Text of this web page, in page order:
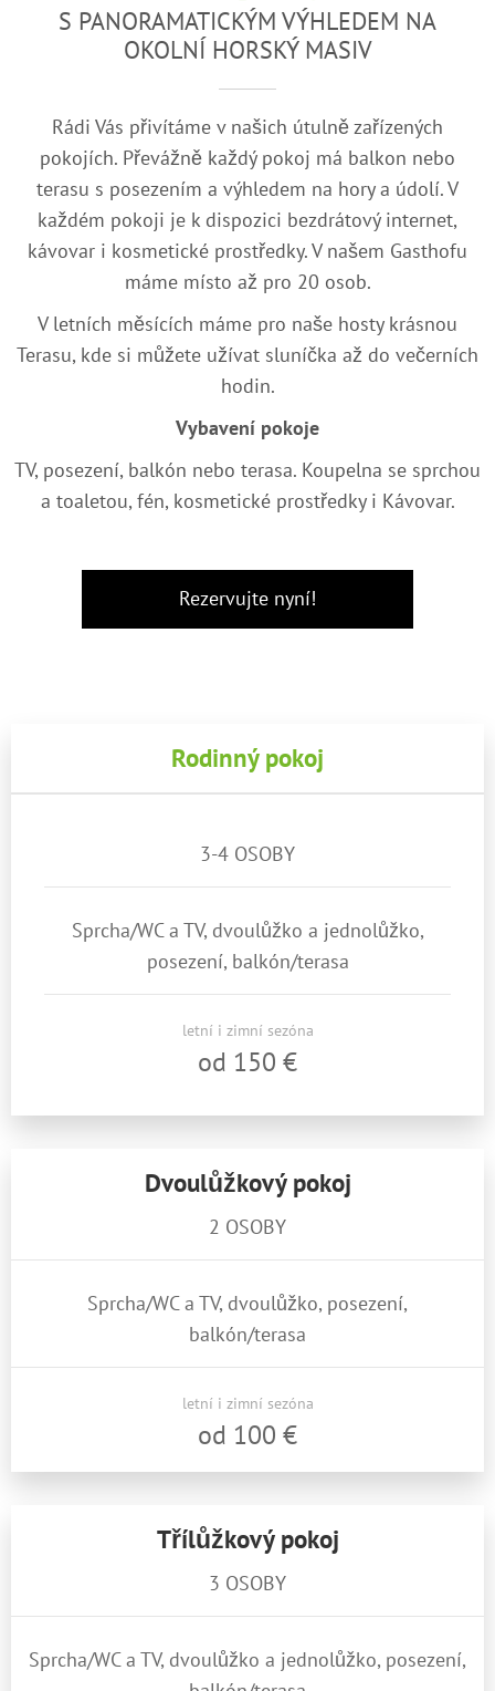
S PANORAMATICKÝM VÝHLEDEM NA
OKOLNÍ HORSKÝ MASIV
Rádi Vás přivítáme v našich útulně zařízených
pokojích. Převážně každý pokoj má balkon nebo
terasu s posezením a výhledem na hory a údolí. V
každém pokoji je k dispozici bezdrátový internet,
kávovar i kosmetické prostředky. V našem Gasthofu
máme místo až pro 20 osob.
V letních měsících máme pro naše hosty krásnou
Terasu, kde si můžete užívat sluníčka až do večerních
hodin.
Vybavení pokoje
TV, posezení, balkón nebo terasa. Koupelna se sprchou
a toaletou, fén, kosmetické prostředky i Kávovar.
Rodinný pokoj
3-4 OSOBY
Sprcha/WC a TV, dvoulůžko a jednolůžko,
posezení, balkón/terasa
letní i zimní sezóna
od 150 €
Dvoulůžkový pokoj
2 OSOBY
Sprcha/WC a TV, dvoulůžko, posezení,
balkón/terasa
letní i zimní sezóna
od 100 €
Třílůžkový pokoj
3 OSOBY
Sprcha/WC a TV, dvoulůžko a jednolůžko, posezení,